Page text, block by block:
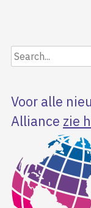
Voor alle
Alliance zie